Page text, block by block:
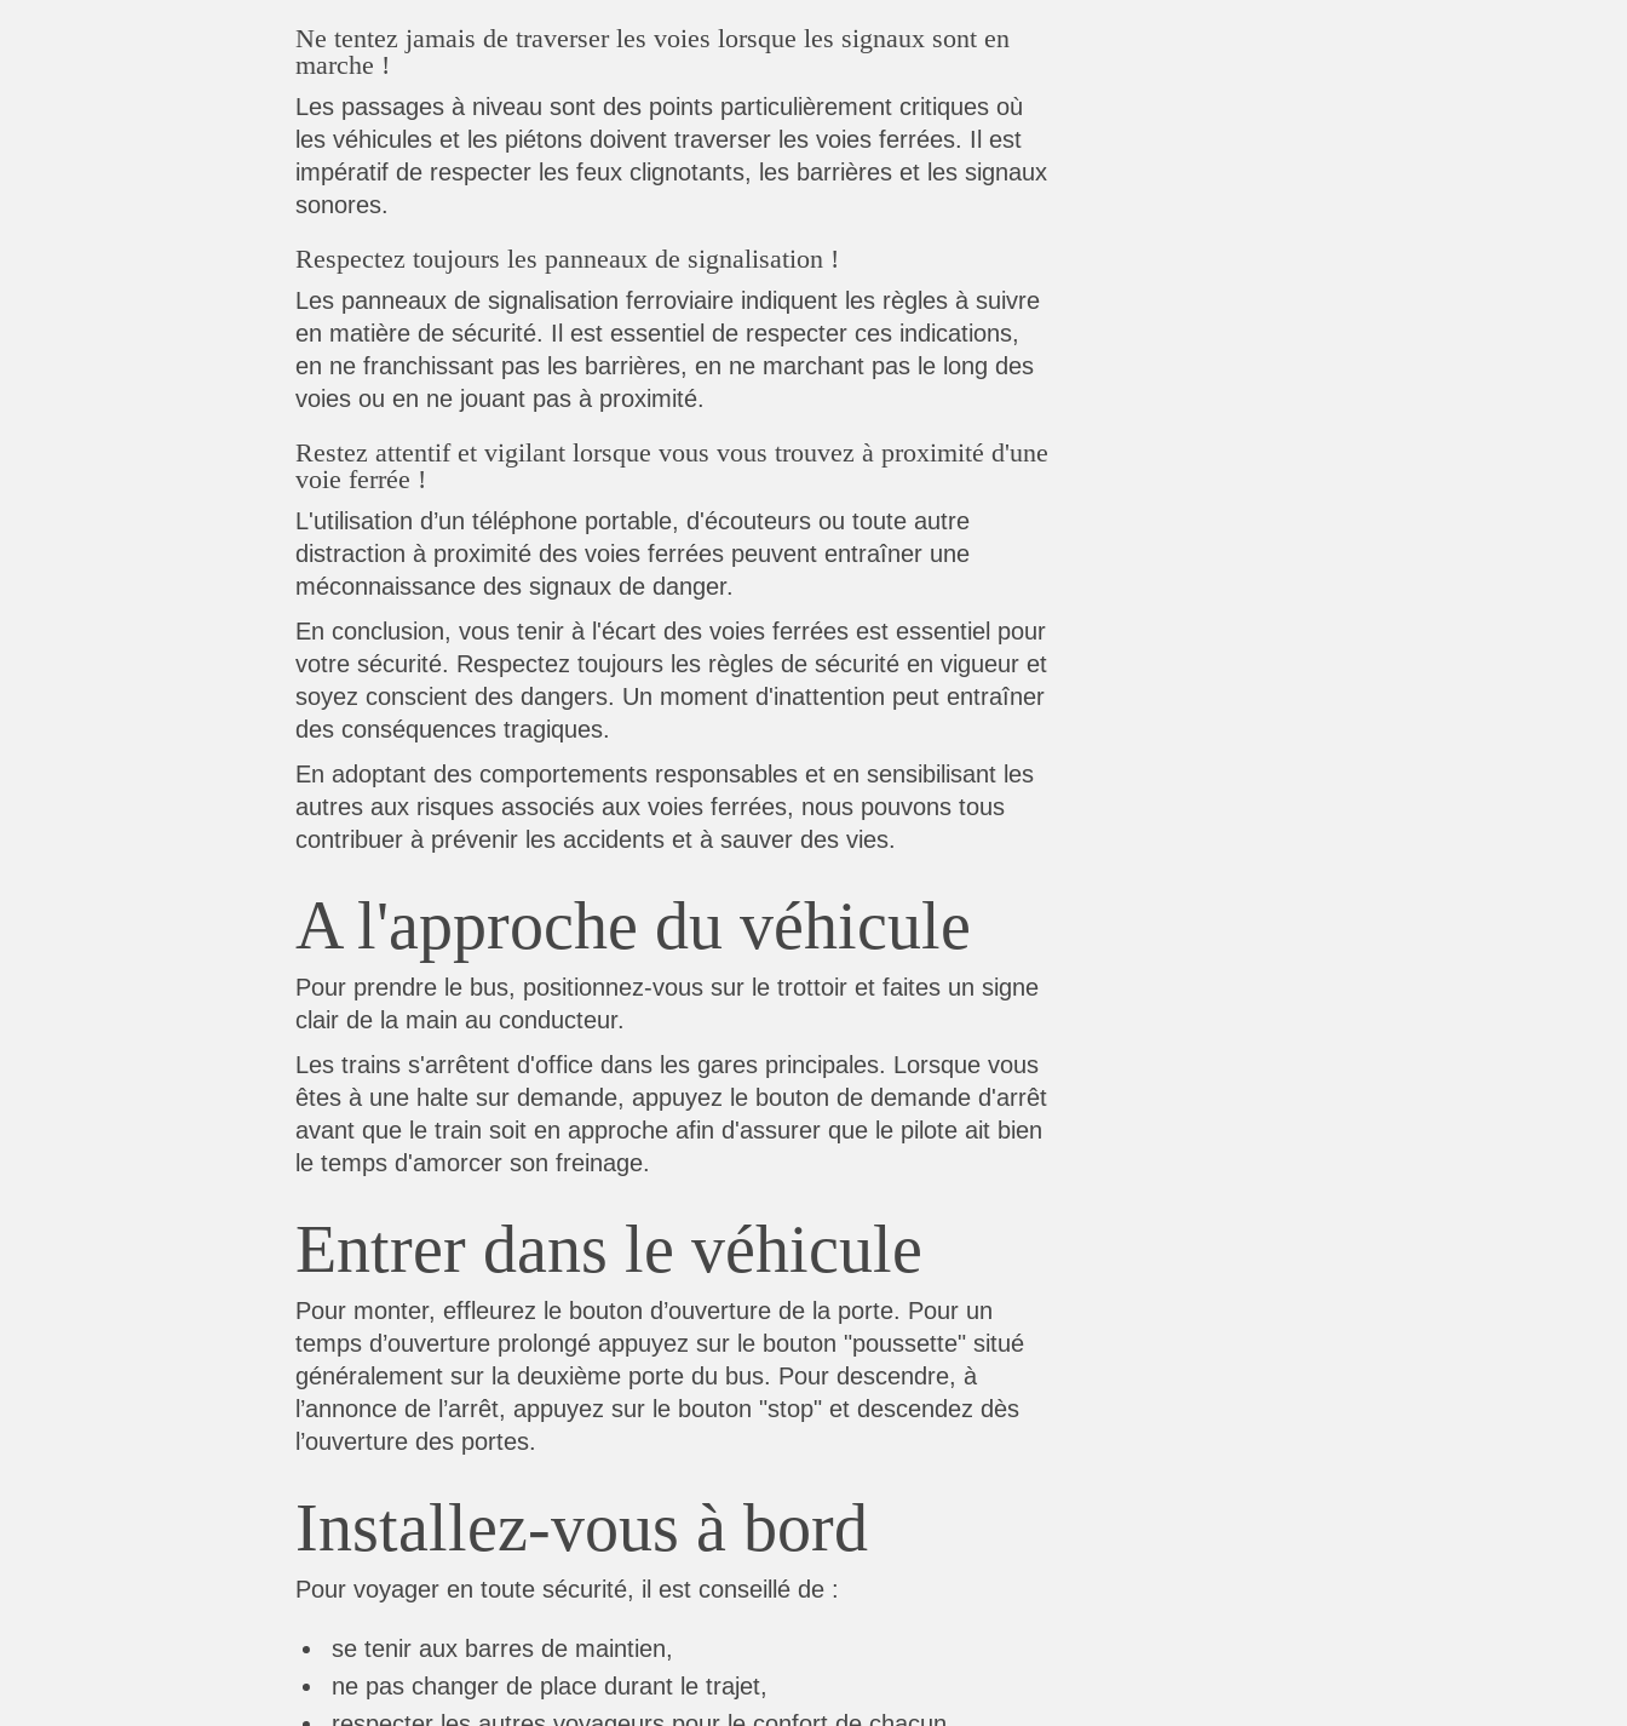
Ne tentez jamais de traverser les voies lorsque les signaux sont en
marche !
Les passages à niveau sont des points particulièrement critiques où
les véhicules et les piétons doivent traverser les voies ferrées. Il est
impératif de respecter les feux clignotants, les barrières et les signaux
sonores.
Respectez toujours les panneaux de signalisation !
Les panneaux de signalisation ferroviaire indiquent les règles à suivre
en matière de sécurité. Il est essentiel de respecter ces indications,
en ne franchissant pas les barrières, en ne marchant pas le long des
voies ou en ne jouant pas à proximité.
Restez attentif et vigilant lorsque vous vous trouvez à proximité d'une
voie ferrée !
L'utilisation d’un téléphone portable, d'écouteurs ou toute autre
distraction à proximité des voies ferrées peuvent entraîner une
méconnaissance des signaux de danger.
En conclusion, vous tenir à l'écart des voies ferrées est essentiel pour
votre sécurité. Respectez toujours les règles de sécurité en vigueur et
soyez conscient des dangers. Un moment d'inattention peut entraîner
des conséquences tragiques.
En adoptant des comportements responsables et en sensibilisant les
autres aux risques associés aux voies ferrées, nous pouvons tous
contribuer à prévenir les accidents et à sauver des vies.
A l'approche du véhicule
Pour prendre le bus, positionnez-vous sur le trottoir et faites un signe
clair de la main au conducteur.
Les trains s'arrêtent d'office dans les gares principales. Lorsque vous
êtes à une halte sur demande, appuyez le bouton de demande d'arrêt
avant que le train soit en approche afin d'assurer que le pilote ait bien
le temps d'amorcer son freinage.
Entrer dans le véhicule
Pour monter, effleurez le bouton d’ouverture de la porte. Pour un
temps d’ouverture prolongé appuyez sur le bouton "poussette" situé
généralement sur la deuxième porte du bus. Pour descendre, à
l’annonce de l’arrêt, appuyez sur le bouton "stop" et descendez dès
l’ouverture des portes.
Installez-vous à bord
Pour voyager en toute sécurité, il est conseillé de :
se tenir aux barres de maintien,
ne pas changer de place durant le trajet,